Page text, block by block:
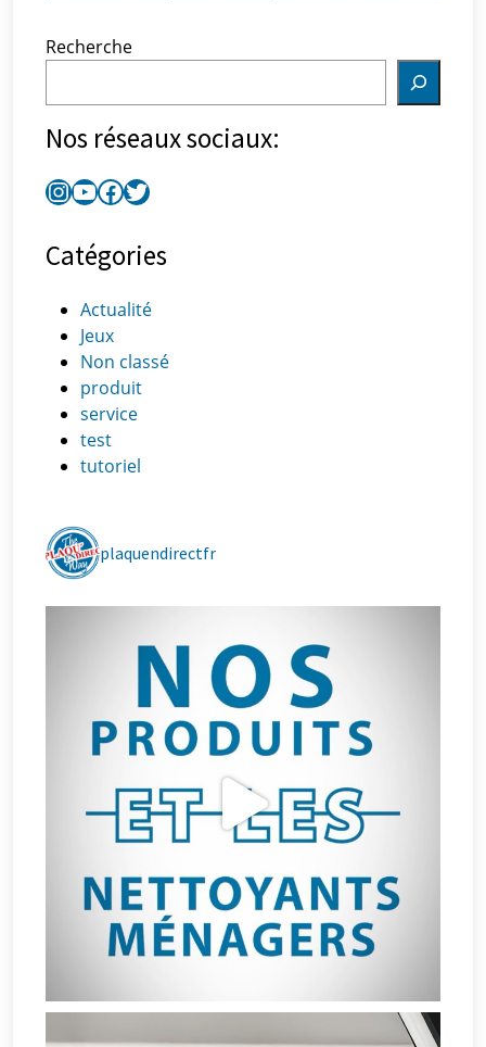
Recherche
Nos réseaux sociaux:
Catégories
Actualité
Jeux
Non classé
produit
service
test
tutoriel
plaquendirectfr